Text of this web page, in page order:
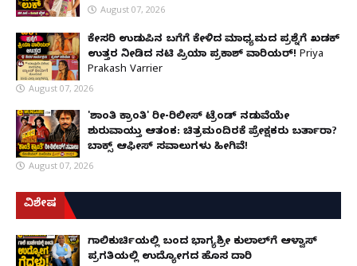
August 07, 2026
ಕೇಸರಿ ಉಡುಪಿನ ಬಗೆಗೆ ಕೇಳಿದ ಮಾಧ್ಯಮದ ಪ್ರಶ್ನೆಗೆ ಖಡಕ್
ಉತ್ತರ ನೀಡಿದ ನಟಿ ಪ್ರಿಯಾ ಪ್ರಕಾಶ್ ವಾರಿಯರ್! Priya
Prakash Varrier
August 07, 2026
'ಶಾಂತಿ ಕ್ರಾಂತಿ' ರೀ-ರಿಲೀಸ್ ಟ್ರೆಂಡ್ ನಡುವೆಯೇ
ಶುರುವಾಯ್ತು ಆತಂಕ: ಚಿತ್ರಮಂದಿರಕ್ಕೆ ಪ್ರೇಕ್ಷಕರು ಬರ್ತಾರಾ?
ಬಾಕ್ಸ್ ಆಫೀಸ್ ಸವಾಲುಗಳು ಹೀಗಿವೆ!
August 07, 2026
ವಿಶೇಷ
ಗಾಲಿಕುರ್ಚಿಯಲ್ಲಿ ಬಂದ ಭಾಗ್ಯಶ್ರೀ ಕುಲಾಲ್‌ಗೆ ಆಳ್ವಾಸ್
ಪ್ರಗತಿಯಲ್ಲಿ ಉದ್ಯೋಗದ ಹೊಸ ದಾರಿ